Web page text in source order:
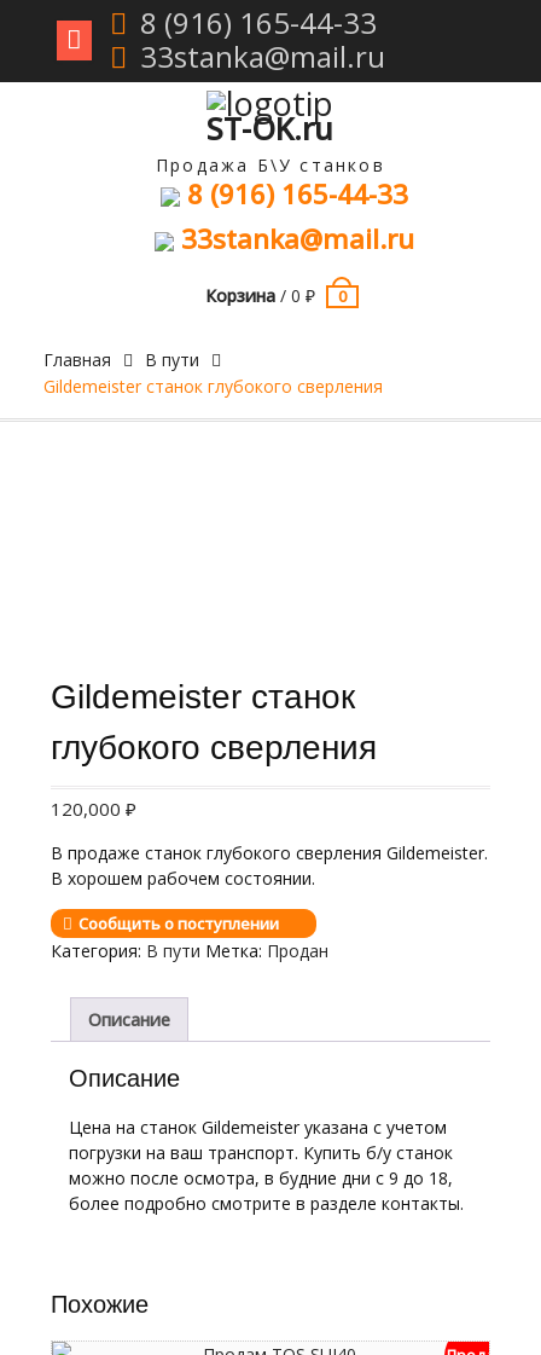
Перейти
8 (916) 165-44-33
33stanka@mail.ru
ST-OK.ru
Продажа Б\У станков
8 (916) 165-44-33
33stanka@mail.ru
Корзина/ 0 ₽ 0
Главная
В пути
Gildemeister станок глубокого сверления
Gildemeister станок
глубокого сверления
120,000 ₽
В продаже станок глубокого сверления Gildemeister.
В хорошем рабочем состоянии.
Сообщить о поступлении
Категория: В пути Метка: Продан
Описание
Описание
Цена на станок Gildemeister указана с учетом
погрузки на ваш транспорт. Купить б/у станок
можно после осмотра, в будние дни с 9 до 18,
более подробно смотрите в разделе контакты.
Похожие